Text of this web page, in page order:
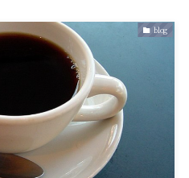
blog